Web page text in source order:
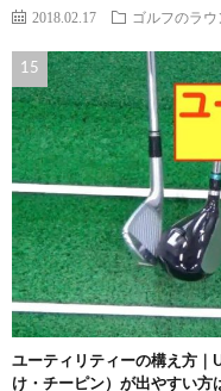
2018.02.17 ゴルフのラウ
ユーティリティーの構え方｜
け・チーピン）が出やすい方